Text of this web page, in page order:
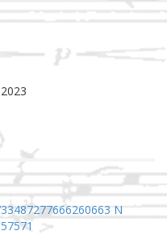
N